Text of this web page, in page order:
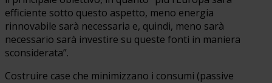
efficiente sotto questo aspetto, meno energia
rinnovabile sarà necessaria e, quindi, meno sarà
necessario sarà investire su queste fonti in maniera
sconsiderata”.
Costruire case che minimizzano i consumi (passive